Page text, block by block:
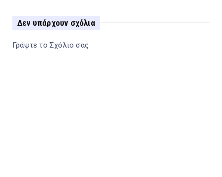
Δεν υπάρχουν σχόλια
Γράψτε το Σχόλιο σας